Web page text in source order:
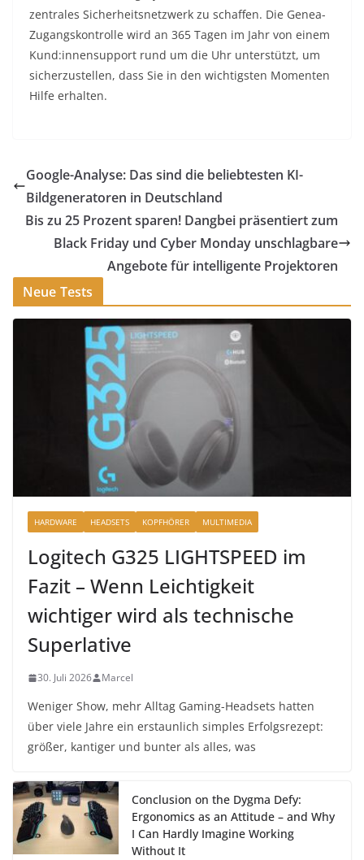
zentrales Sicherheitsnetzwerk zu schaffen. Die Genea-
Zugangskontrolle wird an 365 Tagen im Jahr von einem
Kund:innensupport rund um die Uhr unterstützt, um
sicherzustellen, dass Sie in den wichtigsten Momenten
Hilfe erhalten.
Google-Analyse: Das sind die beliebtesten KI-
Bildgeneratoren in Deutschland
Bis zu 25 Prozent sparen! Dangbei präsentiert zum
Black Friday und Cyber Monday unschlagbare
Angebote für intelligente Projektoren
Neue Tests
HARDWARE HEADSETS KOPFHÖRER MULTIMEDIA
Logitech G325 LIGHTSPEED im
Fazit – Wenn Leichtigkeit
wichtiger wird als technische
Superlative
30. Juli 2026 Marcel
Weniger Show, mehr Alltag Gaming-Headsets hatten
über viele Jahre ein erstaunlich simples Erfolgsrezept:
größer, kantiger und bunter als alles, was
Conclusion on the Dygma Defy:
Ergonomics as an Attitude – and Why
I Can Hardly Imagine Working
Without It